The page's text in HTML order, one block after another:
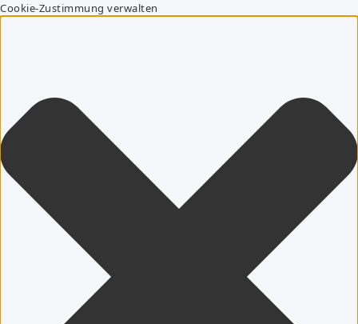
Cookie-Zustimmung verwalten